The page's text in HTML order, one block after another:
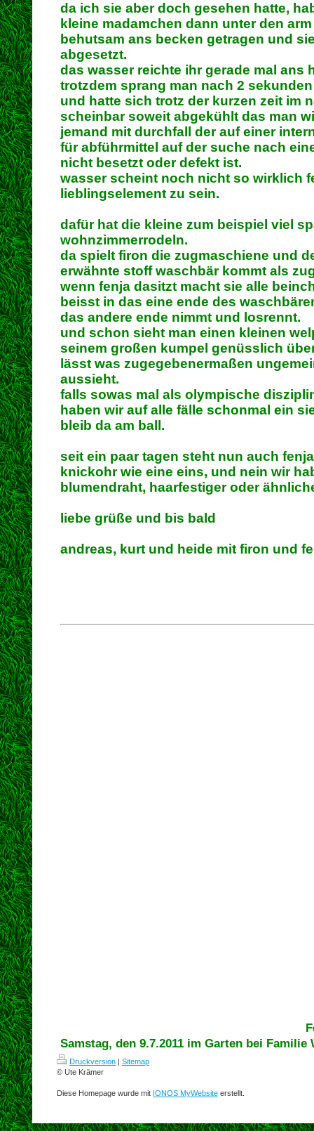
da ich sie aber doch gesehen hatte,
kleine madamchen dann unter den
behutsam ans becken getragen und
abgesetzt.
das wasser reichte ihr gerade mal ans
trotzdem sprang man nach 2
und hatte sich trotz der kurzen zeit im
scheinbar soweit abgekühlt das man
jemand mit durchfall der auf einer
für abführmittel auf der suche nach
nicht besetzt oder defekt ist.
wasser scheint noch nicht so wirklich
lieblingselement zu sein.
dafür hat die kleine zum beispiel viel
wohnzimmerrodeln.
da spielt firon die zugmaschiene und
erwähnte stoff waschbär kommt als
wenn fenja dasitzt macht sie alle
beisst in das eine ende des
das andere ende nimmt und losrennt.
und schon sieht man einen kleinen
seinem großen kumpel genüsslich
lässt was zugegebenermaßen
aussieht.
falls sowas mal als olympische
haben wir auf alle fälle schonmal ein
bleib da am ball.
seit ein paar tagen steht nun auch
knickohr wie eine eins, und nein wir
blumendraht, haarfestiger oder
liebe grüße und bis bald
andreas, kurt und heide mit firon und
Samstag, den 9.7.2011 im Garten bei Familie
Druckversion | Sitemap
© Ute Krämer
Diese Homepage wurde mit IONOS MyWebsite erstellt.